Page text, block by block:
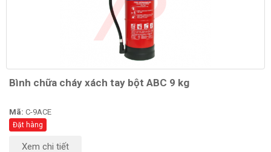
Bình chữa cháy xách tay bột ABC 9 kg
Mã: C-9ACE
Đặt hàng
Xem chi tiết